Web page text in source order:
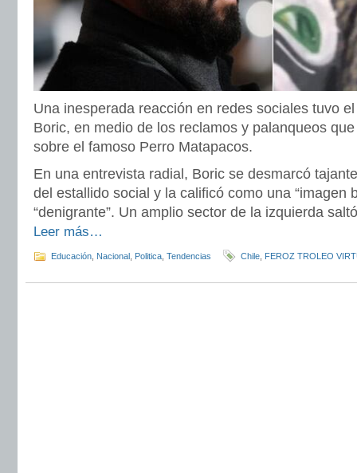
Una inesperada reacción en redes sociales tuvo
Boric, en medio de los reclamos y palanqueos
sobre el famoso Perro Matapacos.
En una entrevista radial, Boric se desmarcó
del estallido social y la calificó como una “imagen
“denigrante”. Un amplio sector de la izquierda
Leer más…
Educación Nacional Politica Tendencias Chile FEROZ TROLEO